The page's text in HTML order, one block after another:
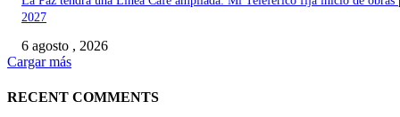
2027
6 agosto , 2026
Cargar más
RECENT COMMENTS